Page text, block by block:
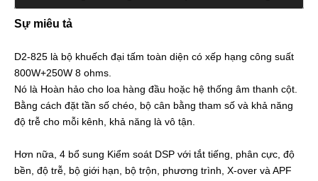
dùng
Sự miêu tả
D2-825 là bộ khuếch đại tấm toàn diện có xếp hạng công suất
800W+250W 8 ohms.
Nó là Hoàn hảo cho loa hàng đầu hoặc hệ thống âm thanh cột.
Bằng cách đặt tần số chéo, bộ cân bằng tham số và khả năng
độ trễ cho mỗi kênh, khả năng là vô tận.
Hơn nữa, 4 bổ sung Kiểm soát DSP với tắt tiếng, phân cực, độ
bền, độ trễ, bộ giới hạn, bộ trộn, phương trình, X-over và APF